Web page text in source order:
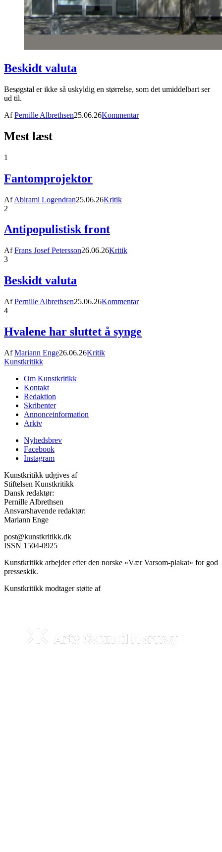
Beskidt valuta
Besøgstal er ikke så uskyldig en størrelse, som det umiddelbart ser
ud til.
AfPernille Albrethsen25.06.26Kommentar
Mest læst
1
Fantomprojektor
AfAbirami Logendran25.06.26Kritik
2
Antipopulistisk front
AfFrans Josef Petersson26.06.26Kritik
3
Beskidt valuta
AfPernille Albrethsen25.06.26Kommentar
4
Hvalene har sluttet å synge
AfMariann Enge26.06.26Kritik
Kunstkritikk
Om Kunstkritikk
Kontakt
Redaktion
Skribenter
Annonceinformation
Arkiv
Nyhedsbrev
Facebook
Instagram
Kunstkritikk udgives af
Stiftelsen Kunstkritikk
Dansk redaktør:
Pernille Albrethsen
Ansvarshavende redaktør:
Mariann Enge
post@kunstkritikk.dk
ISSN 1504-0925
Kunstkritikk arbejder efter den norske «Vær Varsom-plakat» for god
presseskik.
Kunstkritikk modtager støtte af